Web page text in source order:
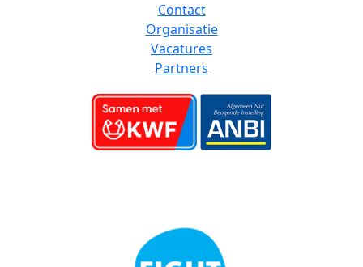
Contact
Organisatie
Vacatures
Partners